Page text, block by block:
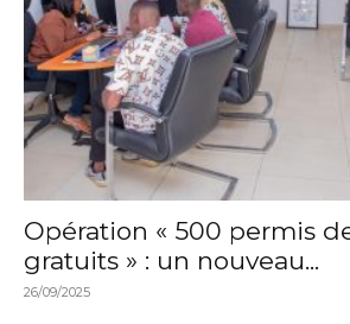
Opération « 500 permis
gratuits » : un nouveau...
26/09/2025